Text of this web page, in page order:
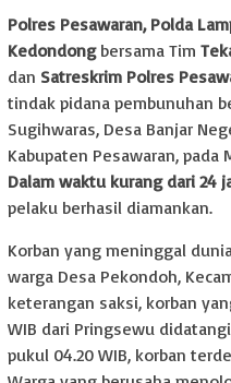
Polres Pesawaran, Polda
Kedondongbersama Tim
dan Satreskrim Polres
tindak pidana pembunuhan
Sugihwaras, Desa Banjar
Kabupaten Pesawaran, pada
Dalam waktu kurang dari 24
pelaku berhasil diamankan.
Korban yang meninggal
warga Desa Pekondoh,
keterangan saksi, korban
WIB dari Pringsewu
pukul 04.20 WIB, korban